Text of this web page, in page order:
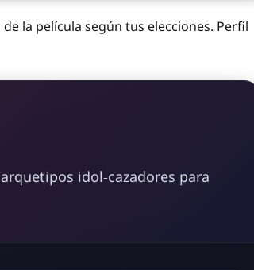
la película según tus elecciones. Perfil
idol‑cazadores para